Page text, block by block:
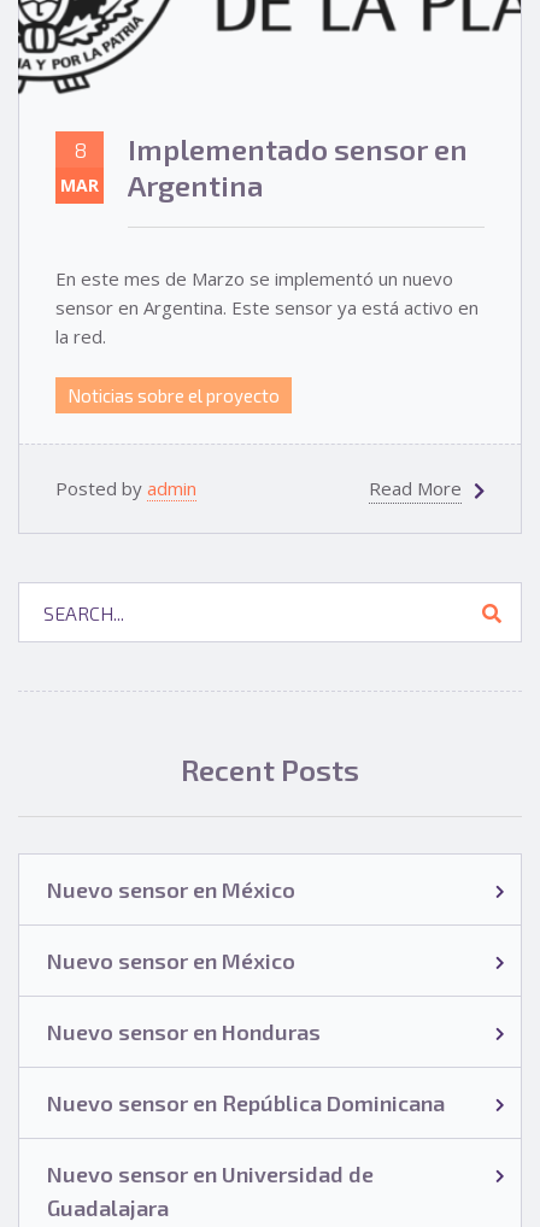
8
MAR
Implementado sensor en
Argentina
En este mes de Marzo se implementó un nuevo
sensor en Argentina. Este sensor ya está activo en
la red.
Noticias sobre el proyecto
Posted by admin Read More
Recent Posts
Nuevo sensor en México
Nuevo sensor en México
Nuevo sensor en Honduras
Nuevo sensor en República Dominicana
Nuevo sensor en Universidad de
Guadalajara